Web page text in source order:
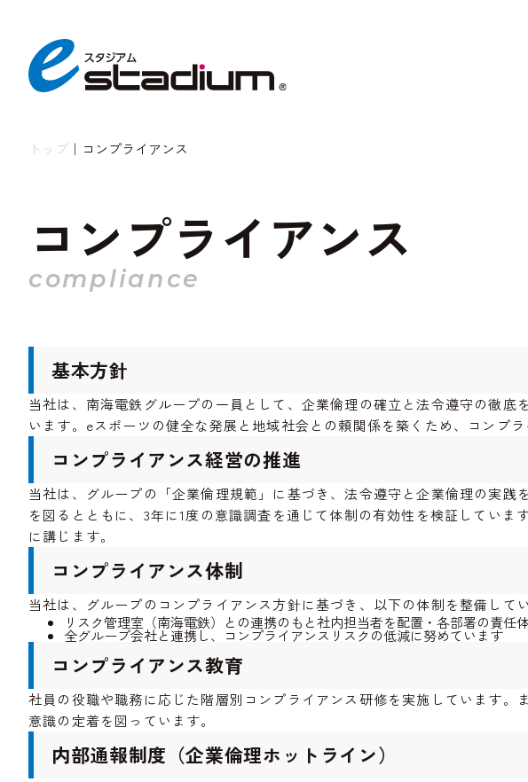
トップ ｜ コンプライアンス
コンプライアンス
compliance
基本方針
当社は、南海電鉄グループの一員として、企業倫理の確立と法令遵守の徹
います。eスポーツの健全な発展と地域社会との頼関係を築くため、コンプラ
コンプライアンス経営の推進
当社は、グループの「企業倫理規範」に基づき、法令遵守と企業倫理の実
を図るとともに、3年に1度の意識調査を通じて体制の有効性を検証してい
に講じます。
コンプライアンス体制
当社は、グループのコンプライアンス方針に基づき、以下の体制を整備してい
リスク管理室（南海電鉄）との連携のもと社内担当者を配置・各部署の責任
全グループ会社と連携し、コンプライアンスリスクの低減に努めています
コンプライアンス教育
社員の役職や職務に応じた階層別コンプライアンス研修を実施しています
意識の定着を図っています。
内部通報制度（企業倫理ホットライン）